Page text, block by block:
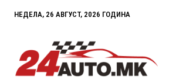
НЕДЕЛА, 26 АВГУСТ, 2026 ГОДИНА